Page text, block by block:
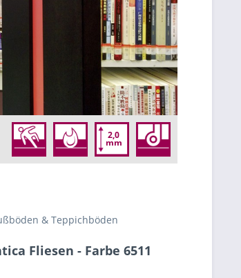
2,0
mm
& Teppichböden
Fliesen - Farbe 6511